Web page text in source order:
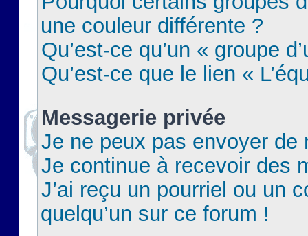
une couleur différente ?
Qu’est-ce qu’un « groupe
Qu’est-ce que le lien «
Messagerie privée
Je ne peux pas envoyer de
Je continue à recevoir des
J’ai reçu un pourriel ou un
quelqu’un sur ce forum !